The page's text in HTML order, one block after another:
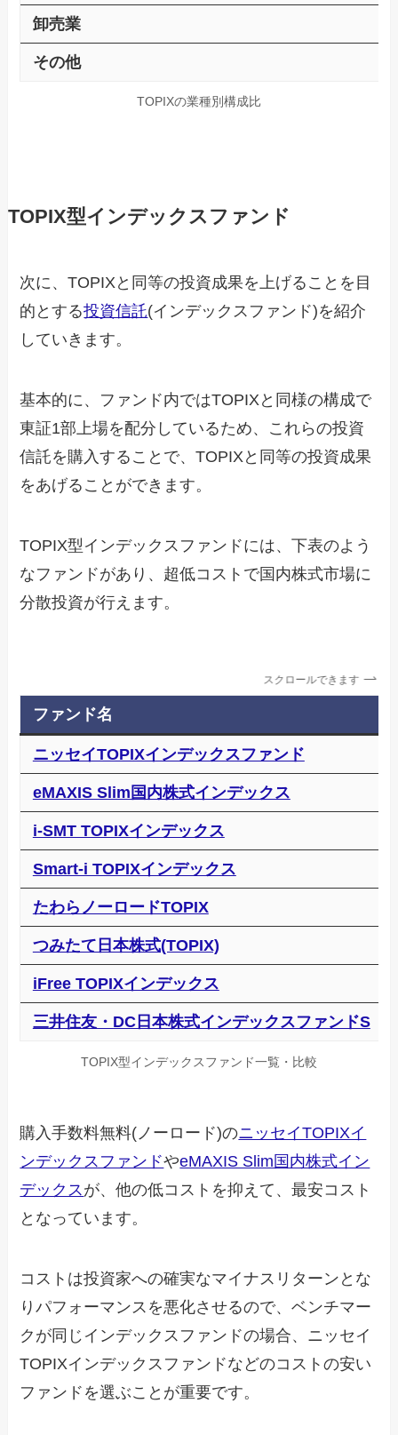
卸売業
その他
TOPIXの業種別構成比
TOPIX型インデックスファンド
次に、TOPIXと同等の投資成果を上げることを目
的とする投資信託(インデックスファンド)を紹介
していきます。
基本的に、ファンド内ではTOPIXと同様の構成で
東証1部上場を配分しているため、これらの投資
信託を購入することで、TOPIXと同等の投資成果
をあげることができます。
TOPIX型インデックスファンドには、下表のよう
なファンドがあり、超低コストで国内株式市場に
分散投資が行えます。
スクロールできます
ファンド名
ニッセイTOPIXインデックスファンド
eMAXIS Slim国内株式インデックス
i-SMT TOPIXインデックス
Smart-i TOPIXインデックス
たわらノーロードTOPIX
つみたて日本株式(TOPIX)
iFree TOPIXインデックス
三井住友・DC日本株式インデックスファンドS
TOPIX型インデックスファンド一覧・比較
購入手数料無料(ノーロード)のニッセイTOPIXイ
ンデックスファンドやeMAXIS Slim国内株式イン
デックスが、他の低コストを抑えて、最安コスト
となっています。
コストは投資家への確実なマイナスリターンとな
りパフォーマンスを悪化させるので、ベンチマー
クが同じインデックスファンドの場合、ニッセイ
TOPIXインデックスファンドなどのコストの安い
ファンドを選ぶことが重要です。